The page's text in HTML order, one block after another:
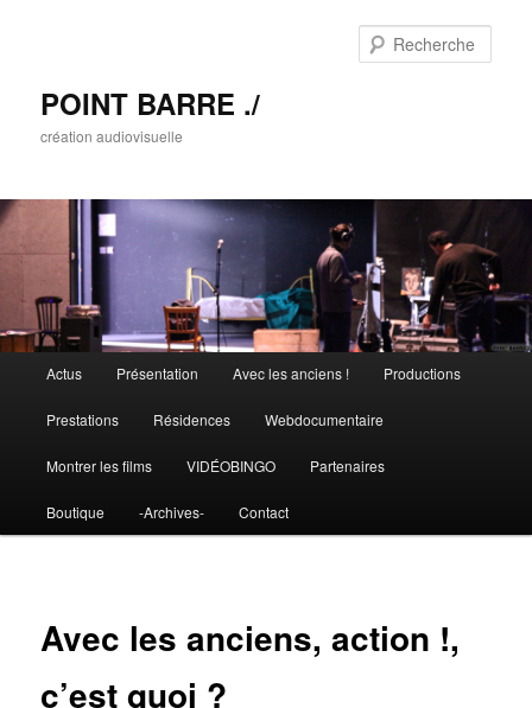
POINT BARRE ./
création audiovisuelle
Aller au contenu principal
Aller au contenu secondaire
Actus Présentation Avec les anciens ! Productions
Prestations Résidences Webdocumentaire
Montrer les films VIDÉOBINGO Partenaires
Boutique -Archives- Contact
Avec les anciens, action !,
c’est quoi ?